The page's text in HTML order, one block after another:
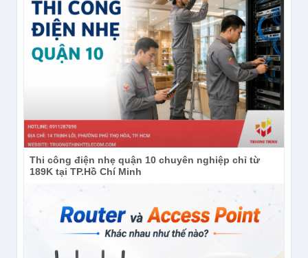
Thi công điện nhẹ quận 10 chuyên nghiệp chỉ từ
189K tại TP.Hồ Chí Minh